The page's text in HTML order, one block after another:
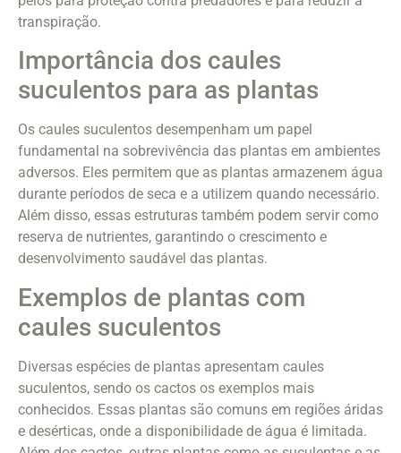
transpiração.
Importância dos caules
suculentos para as plantas
Os caules suculentos desempenham um papel
fundamental na sobrevivência das plantas em ambientes
adversos. Eles permitem que as plantas armazenem água
durante períodos de seca e a utilizem quando necessário.
Além disso, essas estruturas também podem servir como
reserva de nutrientes, garantindo o crescimento e
desenvolvimento saudável das plantas.
Exemplos de plantas com
caules suculentos
Diversas espécies de plantas apresentam caules
suculentos, sendo os cactos os exemplos mais
conhecidos. Essas plantas são comuns em regiões áridas
e desérticas, onde a disponibilidade de água é limitada.